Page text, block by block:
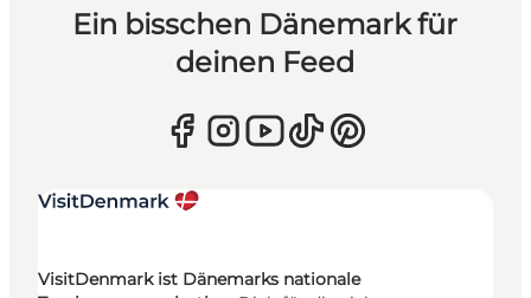
Ein bisschen Dänemark für
deinen Feed
VisitDenmark ist Dänemarks nationale